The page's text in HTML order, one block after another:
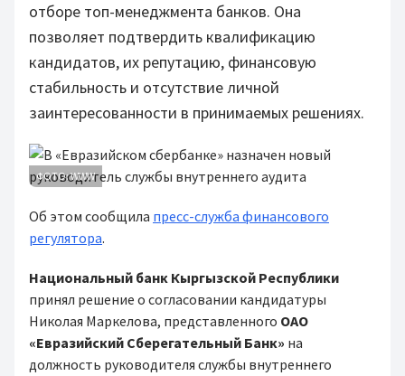
отборе топ-менеджмента банков. Она
позволяет подтвердить квалификацию
кандидатов, их репутацию, финансовую
стабильность и отсутствие личной
заинтересованности в принимаемых решениях.
ФОТО: WWW
Об этом сообщила пресс-служба финансового
регулятора.
Национальный банк Кыргызской Республики
принял решение о согласовании кандидатуры
Николая Маркелова, представленного ОАО
«Евразийский Сберегательный Банк» на
должность руководителя службы внутреннего